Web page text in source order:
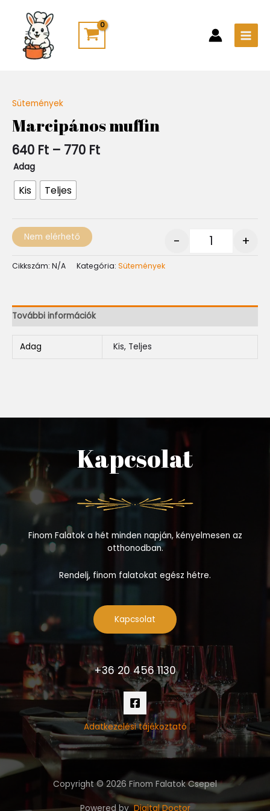
content
Sütemények
Marcipános muffin
640 Ft – 770 Ft
640 Ft
-
770 Ft
Adag
Kis Teljes
- +
Nem elérhető
Cikkszám: N/A Kategória: Sütemények
További információk
Adag Kis, Teljes
Kapcsolat
Finom Falatok a hét minden napján, kényelmesen az
otthonodban.
Rendelj, finom falatokat egész hétre.
Kapcsolat
+36 20 456 1130
Adatkezelési tájékoztató
Copyright © 2026 Finom Falatok Csepel
Powered byDigital Doctor